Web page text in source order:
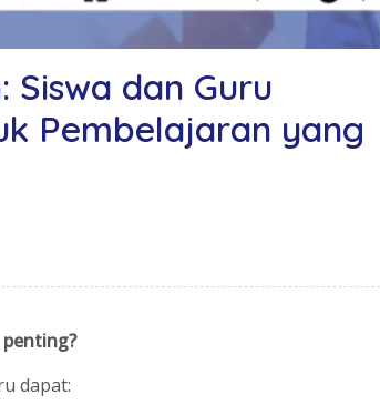
Siswa dan Guru
Pembelajaran yang
dapat: